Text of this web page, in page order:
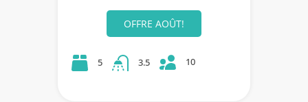
OFFRE AOÛT!
5 3.5 10